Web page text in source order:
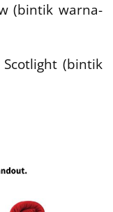
(bintik warna-
(bintik